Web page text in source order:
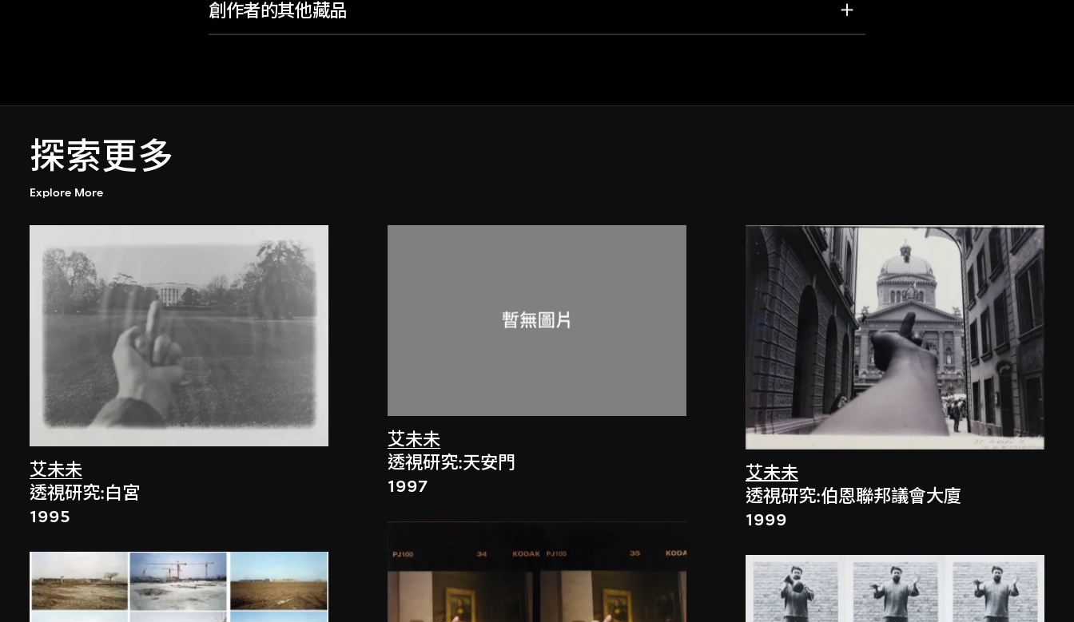
創作者的其他藏品
探索更多
Explore More
艾未未
透視研究:白宮
1995
艾未未
透視研究:天安門
1997
艾未未
透視研究:伯恩聯邦議會大廈
1999